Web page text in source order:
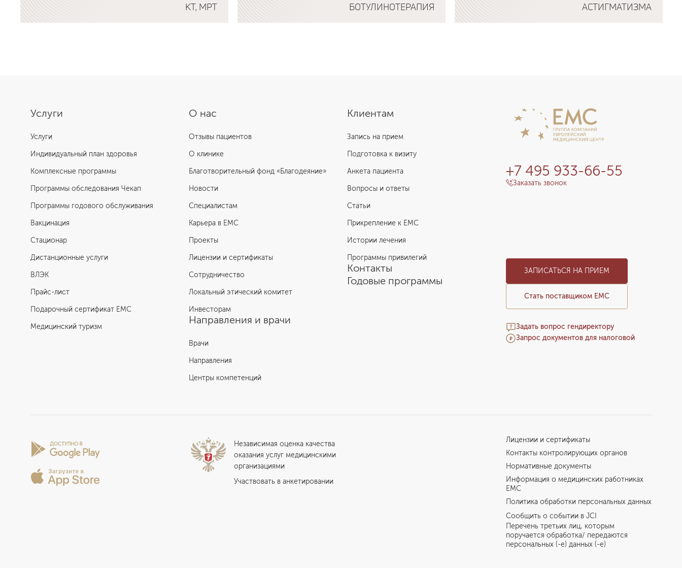
КТ, МРТ
БОТУЛИНОТЕРАПИЯ
АСТИГМАТИЗМА
О нас
Отзывы пациентов
О клинике
Благотворительный фонд «Благодеяние»
Новости
Специалистам
Карьера в ЕМС
Проекты
Лицензии и сертификаты
Сотрудничество
Локальный этический комитет
Инвесторам
Направления и врачи
Врачи
Направления
Центры компетенций
Услуги
Услуги
Индивидуальный план здоровья
Комплексные программы
Программы обследования Чекап
Программы годового обслуживания
Вакцинация
Стационар
Дистанционные услуги
ВЛЭК
Прайс-лист
Подарочный сертификат EMC
Медицинский туризм
Клиентам
Запись на прием
Подготовка к визиту
Анкета пациента
Вопросы и ответы
Статьи
Прикрепление к EMC
Истории лечения
Программы привилегий
Контакты
Годовые программы
+7 495 933-66-55
Заказать звонок
ЗАПИСАТЬСЯ НА ПРИЕМ
Стать поставщиком ЕМС
Задать вопрос гендиректору
Запрос документов для налоговой
Независимая оценка качества
оказания услуг медицинскими
организациями
Участвовать в анкетировании
Лицензии и сертификаты
Контакты контролирующих органов
Нормативные документы
Информация о медицинских работниках
EMC
Политика обработки персональных данных
Сообщить о событии в JCI
Перечень третьих лиц, которым
поручается обработка/ передаются
персональных (-е) данных (-е)